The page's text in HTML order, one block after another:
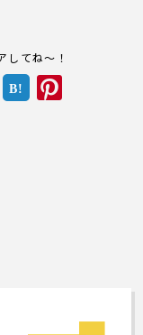
してね～！
B!